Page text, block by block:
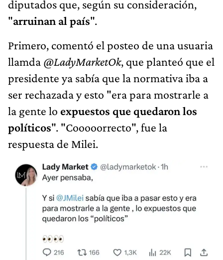
diputados que, según su consideración,
"arruinan al país".
Primero, comentó el posteo de una usuaria
llamda @LadyMarketOk, que planteó que el
presidente ya sabía que la normativa iba a
ser rechazada y esto "era para mostrarle a
la gente lo expuestos que quedaron los
políticos". "Cooooorrecto", fue la
respuesta de Milei.